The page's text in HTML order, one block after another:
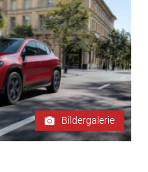
Bildergalerie